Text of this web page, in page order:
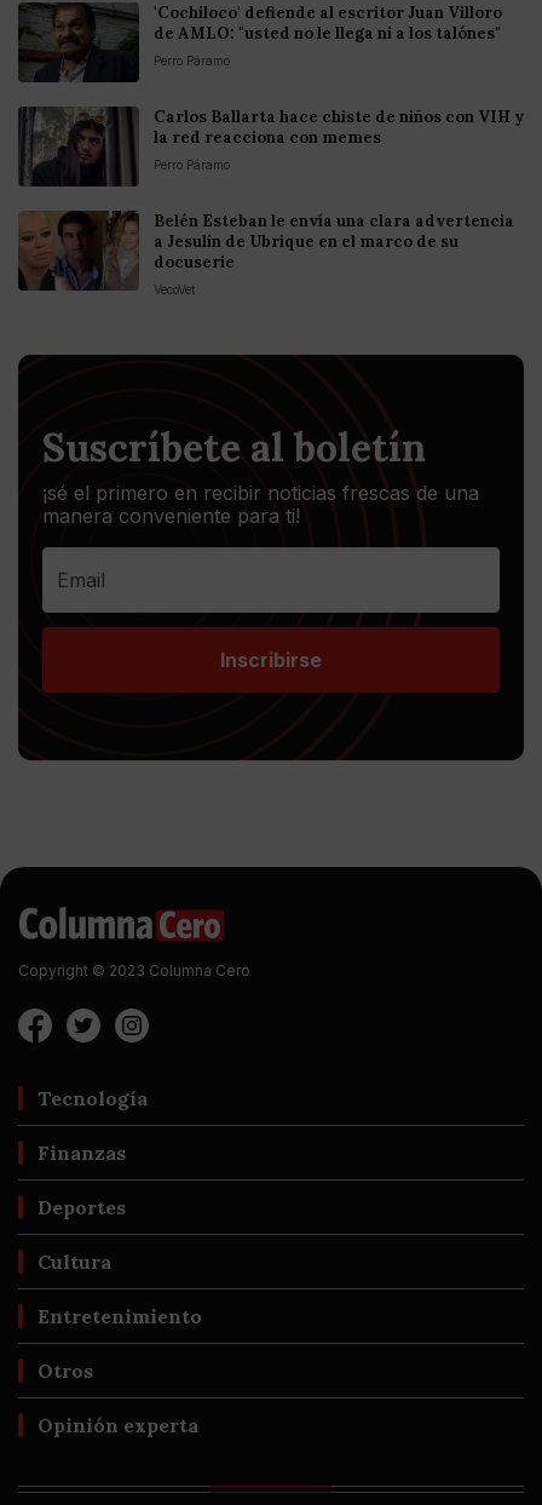
'Cochiloco' defiende al escritor Juan Villoro
de AMLO: "usted no le llega ni a los talónes"
Perro Páramo
Carlos Ballarta hace chiste de niños con VIH y
la red reacciona con memes
Perro Páramo
Belén Esteban le envía una clara advertencia
a Jesulín de Ubrique en el marco de su
docuserie
VecoVet
Suscríbete al boletín
¡sé el primero en recibir noticias frescas de una
manera conveniente para ti!
Inscribirse
Copyright © 2023 Columna Cero
Tecnología
Finanzas
Deportes
Cultura
Entretenimiento
Otros
Opinión experta